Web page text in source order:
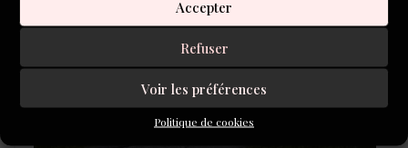
Accepter
Refuser
Voir les préférences
Politique de cookies